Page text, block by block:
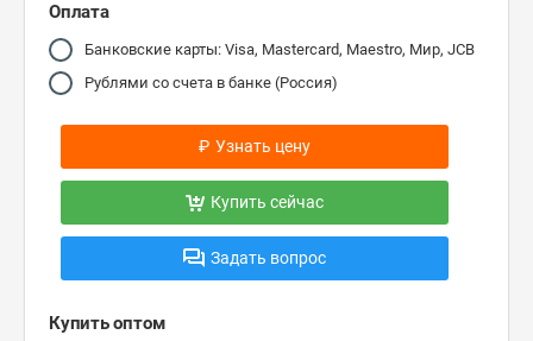
Оплата
Банковские карты: Visa, Mastercard, Maestro, Мир, JCB
Рублями со счета в банке (Россия)
₽ Узнать цену
Купить сейчас
Задать вопрос
Купить оптом